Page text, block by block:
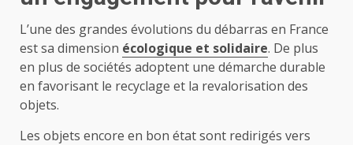
L’une des grandes évolutions du débarras en France
est sa dimension écologique et solidaire. De plus
en plus de sociétés adoptent une démarche durable
en favorisant le recyclage et la revalorisation des
objets.
Les objets encore en bon état sont redirigés vers